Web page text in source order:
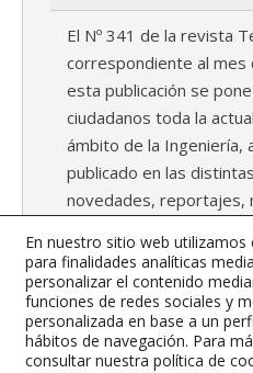
El Nº 341 de la revista
correspondiente al mes
esta publicación se
ciudadanos toda la
ámbito de la Ingeniería,
publicado en las
novedades, reportajes,
5 septiembre, 2025
ByPrueba WooComerce
En nuestro sitio web
para finalidades analíticas
personalizar el contenido
funciones de redes sociales y
personalizada en base a un
hábitos de navegación. Para
consultar nuestra política de